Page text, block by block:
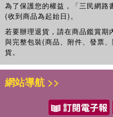
"I was so obsessed with this
Games is amazing."
Twilight saga
"I couldn't stop reading."
"At its best the trilogy
1984, the memorable
imaginative ambience of The
detailed inventiveness of
為了保護您的權益，「三民網路
(收到商品為起始日)。
若要辦理退貨，請在商品鑑賞期
與完整包裝(商品、附件、發票
貨。
網站導航 >>